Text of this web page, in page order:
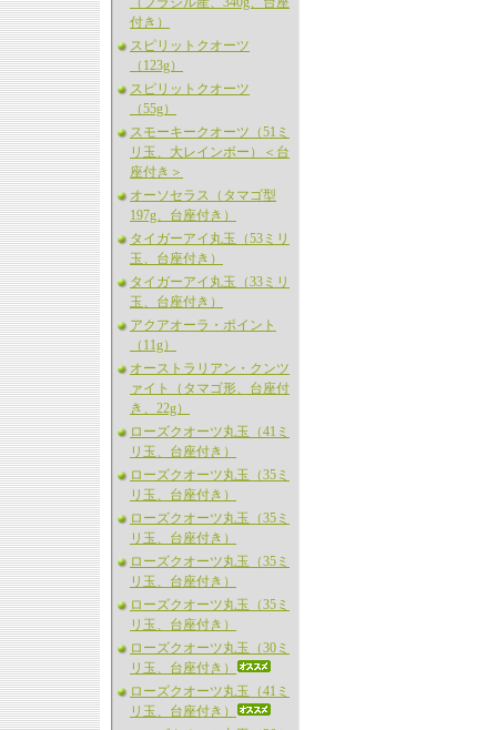
付き）
スピリットクオーツ
（123g）
スピリットクオーツ
（55g）
スモーキークオーツ（51ミ
リ玉、大レインボー）＜台
座付き＞
オーソセラス（タマゴ型
197g、台座付き）
タイガーアイ丸玉（53ミリ
玉、台座付き）
タイガーアイ丸玉（33ミリ
玉、台座付き）
アクアオーラ・ポイント
（11g）
オーストラリアン・クンツ
ァイト（タマゴ形、台座付
き、22g）
ローズクオーツ丸玉（41ミ
リ玉、台座付き）
ローズクオーツ丸玉（35ミ
リ玉、台座付き）
ローズクオーツ丸玉（35ミ
リ玉、台座付き）
ローズクオーツ丸玉（35ミ
リ玉、台座付き）
ローズクオーツ丸玉（35ミ
リ玉、台座付き）
ローズクオーツ丸玉（30ミ
リ玉、台座付き）
ローズクオーツ丸玉（41ミ
リ玉、台座付き）